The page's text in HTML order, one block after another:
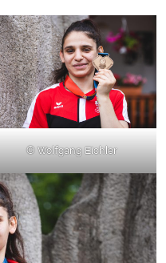
© Wolfgang Eichler